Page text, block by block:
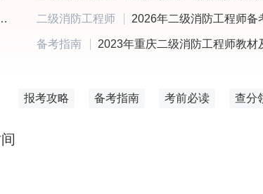
么选？课程 + 刷题工具备考指南 二级消防工程师
备考指南 2023年重庆二级消防工程师教材
报考攻略 备考指南 考前必读 查分